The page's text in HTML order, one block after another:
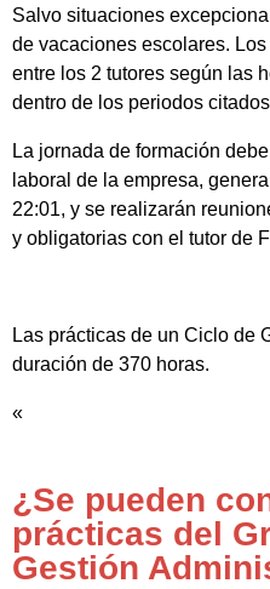
Salvo situaciones
de vacaciones escolares.
entre los 2 tutores según las
dentro de los periodos
La jornada de formación
laboral de la empresa,
22:01, y se realizarán
y obligatorias con el tutor de
Las prácticas de un Ciclo de
duración de 370 horas.
«
¿Se pueden
prácticas del
Gestión